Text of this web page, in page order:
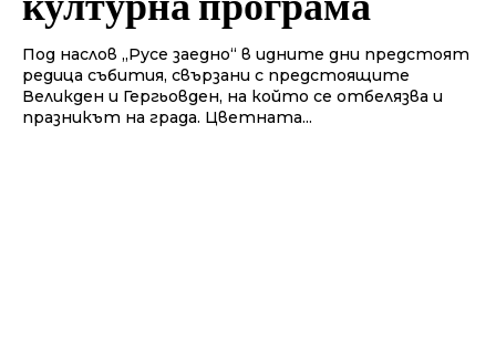
Под наслов „Русе заедно“ в идните дни предстоят
редица събития, свързани с предстоящите
Великден и Гергьовден, на който се отбелязва и
празникът на града. Цветната...